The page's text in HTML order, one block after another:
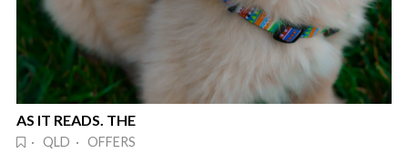
AS IT READS. THE
· QLD · OFFERS